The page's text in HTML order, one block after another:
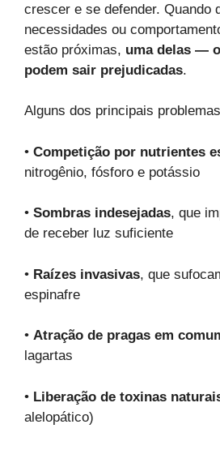
crescer e se defender. Quando
necessidades ou
estão próximas, uma delas —
podem sair prejudicadas.
Alguns dos principais
• Competição por nutrientes
nitrogênio, fósforo e potássio
• Sombras indesejadas, que
de receber luz suficiente
• Raízes invasivas, que
espinafre
• Atração de pragas em
lagartas
• Liberação de toxinas
alelopático)